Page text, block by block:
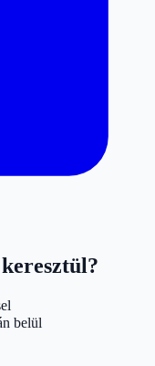
belül